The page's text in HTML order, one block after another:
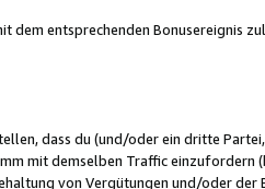
dem entsprechenden Bonusereignis
dass du (und/oder ein dritte
mit demselben Traffic einzufordern
von Vergütungen und/oder der